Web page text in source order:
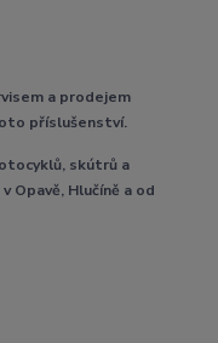
a prodejem
příslušenství.
skútrů a
Opavě, Hlučíně a od